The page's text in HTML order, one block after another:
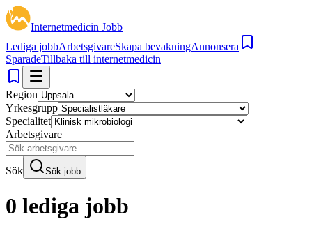
Internetmedicin Jobb
Lediga jobbArbetsgivareSkapa bevakningAnnonsera
SparadeTillbaka till internetmedicin
Region
Yrkesgrupp
Specialitet
Arbetsgivare
Sök Sök jobb
0 lediga jobb